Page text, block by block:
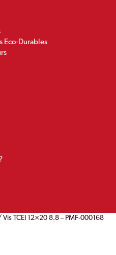
Eco-Durables
Vis TCEI 12×20 8.8 – PMF-000168